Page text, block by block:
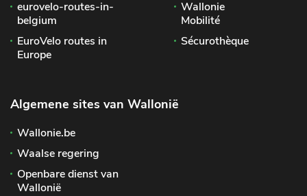
eurovelo-routes-in-
belgium
EuroVelo routes in
Europe
Wallonie
Mobilité
Sécurothèque
Algemene sites van Wallonië
Wallonie.be
Waalse regering
Openbare dienst van
Wallonië